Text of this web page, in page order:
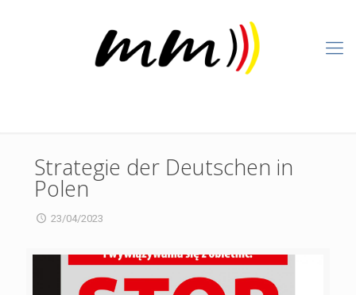
Strategie der Deutschen in
Polen
23/04/2023